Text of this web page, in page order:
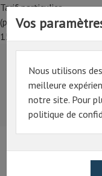
Tarif particulier,
(professionnel,
15%)
(professionnel,
07 69 94 13
Vos
Nous utilisons
meilleure
notre site. Pour
politique de